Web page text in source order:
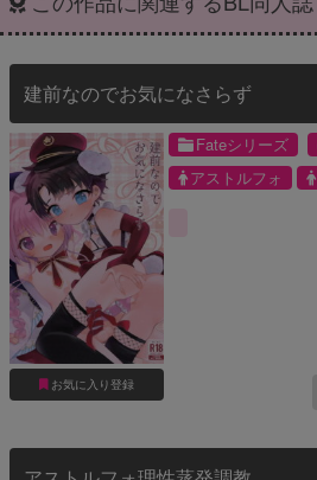
建前なのでお気になさらず
お気に入り登録
Fateシリーズ
アストルフォ